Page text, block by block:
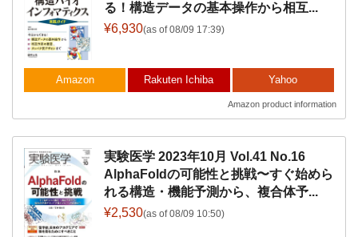
る！構造データの基本操作から相互...
¥6,930(as of 08/09 17:39)
Amazon Rakuten Ichiba Yahoo
Amazon product information
実験医学 2023年10月 Vol.41 No.16
AlphaFoldの可能性と挑戦〜すぐ始めら
れる構造・機能予測から、複合体予...
¥2,530(as of 08/09 10:50)